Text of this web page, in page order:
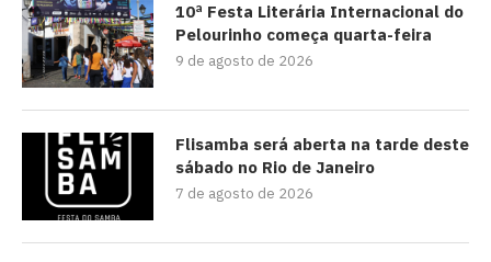
10ª Festa Literária Internacional do
Pelourinho começa quarta-feira
9 de agosto de 2026
Flisamba será aberta na tarde deste
sábado no Rio de Janeiro
7 de agosto de 2026